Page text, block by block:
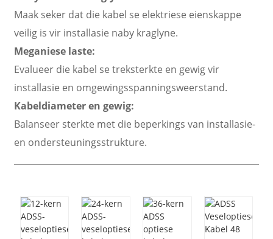
Maak seker dat die kabel se elektriese eienskappe
veilig is vir installasie naby kraglyne.
Meganiese laste:
Evalueer die kabel se treksterkte en gewig vir
installasie en omgewingsspanningsweerstand.
Kabeldiameter en gewig:
Balanseer sterkte met die beperkings van installasie-
en ondersteuningsstrukture.